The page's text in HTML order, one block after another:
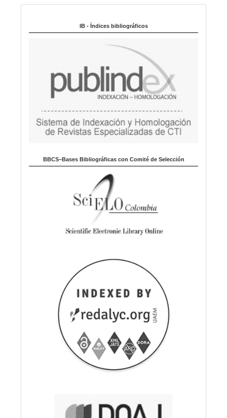
m
IB - Índices bibliográficos
BBCS–Bases Bibliográficas con Comité de Selección